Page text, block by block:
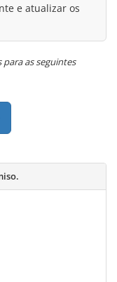
e atualizar os
para as seguintes